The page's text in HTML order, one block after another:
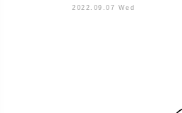
2022.09.07 Wed